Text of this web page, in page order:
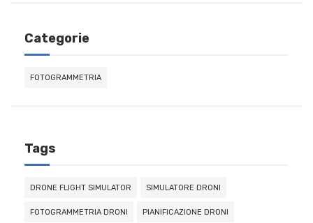
Categorie
FOTOGRAMMETRIA
Tags
DRONE FLIGHT SIMULATOR SIMULATORE DRONI
FOTOGRAMMETRIA DRONI PIANIFICAZIONE DRONI